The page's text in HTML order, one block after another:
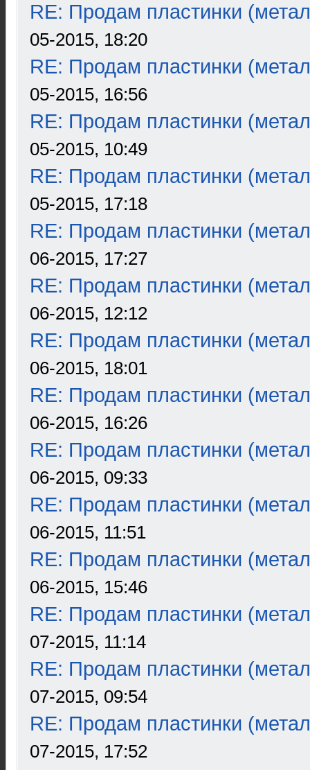
RE: Продам пластинки
05-2015, 18:20
RE: Продам пластинки
05-2015, 16:56
RE: Продам пластинки
05-2015, 10:49
RE: Продам пластинки
05-2015, 17:18
RE: Продам пластинки
06-2015, 17:27
RE: Продам пластинки
06-2015, 12:12
RE: Продам пластинки
06-2015, 18:01
RE: Продам пластинки
06-2015, 16:26
RE: Продам пластинки
06-2015, 09:33
RE: Продам пластинки
06-2015, 11:51
RE: Продам пластинки
06-2015, 15:46
RE: Продам пластинки
07-2015, 11:14
RE: Продам пластинки
07-2015, 09:54
RE: Продам пластинки
07-2015, 17:52